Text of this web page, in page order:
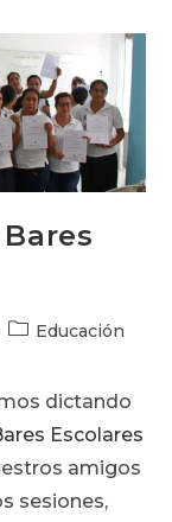
Categoría
entrada:
Educación
dictando
Escolares
amigos
sesiones,